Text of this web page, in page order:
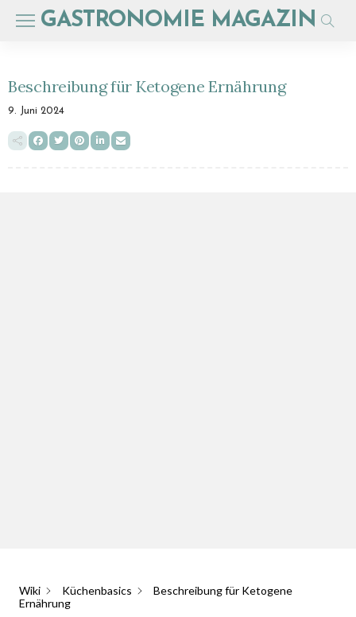
GASTRONOMIE MAGAZIN
Beschreibung für Ketogene Ernährung
9. Juni 2024
Wiki Küchenbasics
Beschreibung für Ketogene
Ernährung